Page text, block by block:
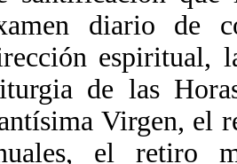
diario de
espiritual,
de las
Virgen, el
el retiro